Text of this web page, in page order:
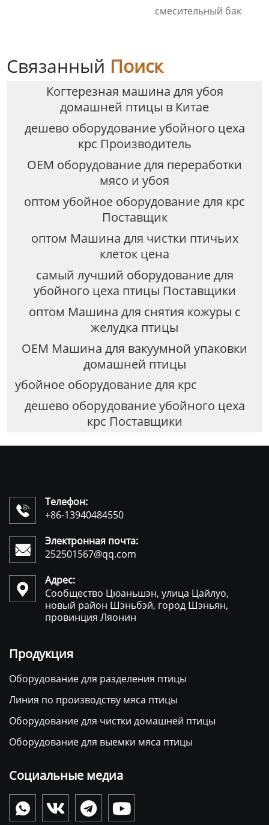
смесительный бак
Связанный Поиск
Когтерезная машина для убоя
домашней птицы в Китае
дешево оборудование убойного цеха
крс Производитель
OEM оборудование для переработки
мясо и убоя
оптом убойное оборудование для крс
Поставщик
оптом Машина для чистки птичьих
клеток цена
самый лучший оборудование для
убойного цеха птицы Поставщики
оптом Машина для снятия кожуры с
желудка птицы
OEM Машина для вакуумной упаковки
домашней птицы
убойное оборудование для крс
дешево оборудование убойного цеха
крс Поставщики

Телефон:
+86-13940484550

Электронная почта:
252501567@qq.com

Адрес:
Сообщество Цюаньшэн, улица Цайлуо,
новый район Шэньбэй, город Шэньян,
провинция Ляонин
Продукция
Оборудование для разделения птицы
Линия по производству мяса птицы
Оборудование для чистки домашней птицы
Оборудование для выемки мяса птицы
Социальные медиа
   